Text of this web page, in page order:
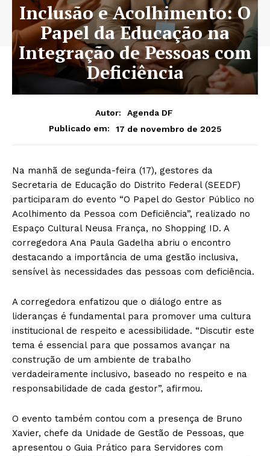
Inclusão e Acolhimento: O
Papel da Educação na
Integração de Pessoas com
Deficiência
Autor:
Agenda DF
Publicado em:
17 de novembro de 2025
Na manhã de segunda-feira (17), gestores da
Secretaria de Educação do Distrito Federal (SEEDF)
participaram do evento “O Papel do Gestor Público no
Acolhimento da Pessoa com Deficiência”, realizado no
Espaço Cultural Neusa França, no Shopping ID. A
corregedora Ana Paula Gadelha abriu o encontro
destacando a importância de uma gestão inclusiva,
sensível às necessidades das pessoas com deficiência.
A corregedora enfatizou que o diálogo entre as
lideranças é fundamental para promover uma cultura
institucional de respeito e acessibilidade. “Discutir este
tema é essencial para que possamos avançar na
construção de um ambiente de trabalho
verdadeiramente inclusivo, baseado no respeito e na
responsabilidade de cada gestor”, afirmou.
O evento também contou com a presença de Bruno
Xavier, chefe da Unidade de Gestão de Pessoas, que
apresentou o Guia Prático para Servidores com